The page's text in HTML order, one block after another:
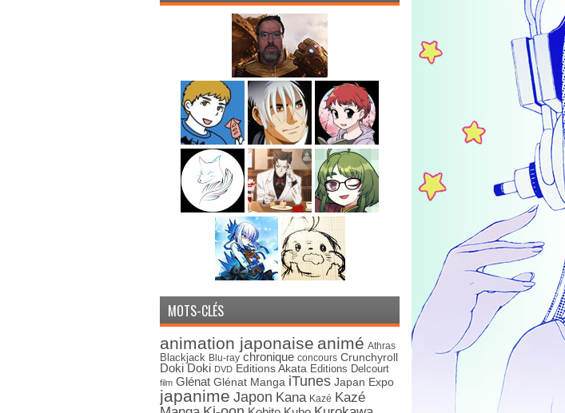
MOTS-CLÉS
animation japonaise animé Athras
Blackjack Blu-ray chronique concours Crunchyroll
Doki Doki DVD Editions Akata Editions Delcourt
film Glénat Glénat Manga iTunes Japan Expo
japanime Japon Kana Kazé Kazé